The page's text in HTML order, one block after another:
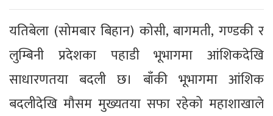
यतिबेला (सोमबार बिहान) कोसी, बागमती, गण्डकी र
लुम्बिनी प्रदेशका पहाडी भूभागमा आंशिकदेखि
साधारणतया बदली छ। बाँकी भूभागमा आंशिक
बदलीदेखि मौसम मुख्यतया सफा रहेको महाशाखाले